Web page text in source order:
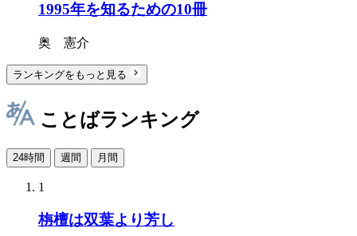
1995年を知るための10冊
奥 憲介
ランキングをもっと見る
ことばランキング
24時間 週間 月間
1
栴檀は双葉より芳し